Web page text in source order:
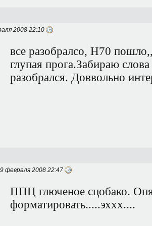
2008 22:10
все разобралсо, Н70
глупая прога.Забираю
разобрался. Доввольно
февраля 2008 22:47
ППЦ глюченое сцобако.
форматировать.....эххх....